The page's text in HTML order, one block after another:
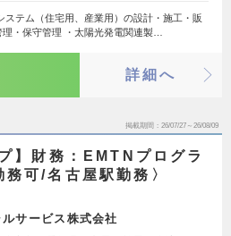
ステム（住宅用、産業用）の設計・施工・販
・保守管理 ・太陽光発電関連製…
詳細へ
掲載期間 26/07/27～26/08/09
】財務：EMTNプログラ
可/名古屋駅勤務〉
サービス株式会社